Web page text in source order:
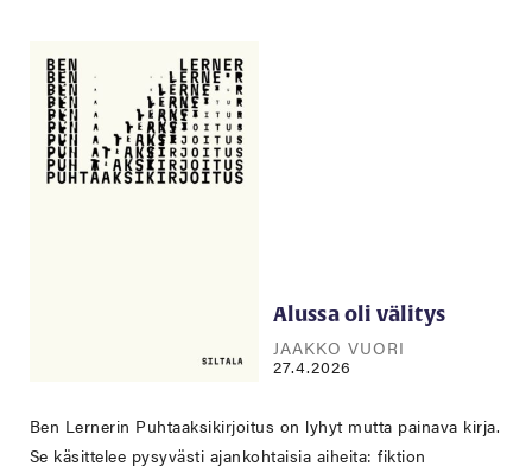
Alussa oli välitys
JAAKKO VUORI
27.4.2026
Ben Lernerin Puhtaaksikirjoitus on lyhyt mutta painava kirja.
Se käsittelee pysyvästi ajankohtaisia aiheita: fiktion